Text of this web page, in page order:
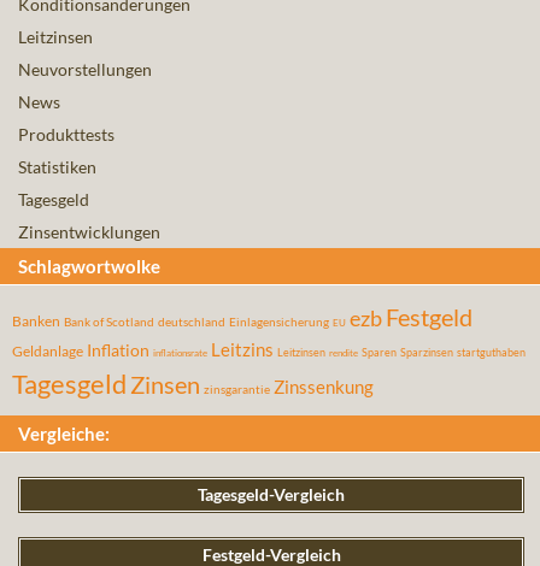
Konditionsänderungen
Leitzinsen
Neuvorstellungen
News
Produkttests
Statistiken
Tagesgeld
Zinsentwicklungen
Schlagwortwolke
Banken Bank of Scotland deutschland Einlagensicherung EU ezbFestgeld
Geldanlage Inflation inflationsrate Leitzins Leitzinsen rendite Sparen Sparzinsen startguthaben
Tagesgeld Zinsen zinsgarantie Zinssenkung
Vergleiche:
Tagesgeld-Vergleich
Festgeld-Vergleich